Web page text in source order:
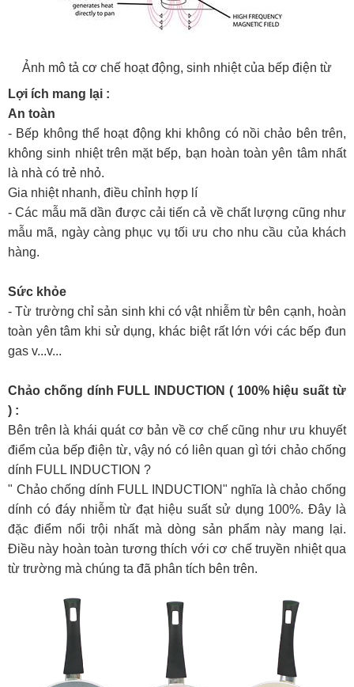
Ảnh mô tả cơ chế hoạt động, sinh nhiệt của bếp điện từ
Lợi ích mang lại :
An toàn
- Bếp không thể hoạt động khi không có nồi chảo bên trên,
không sinh nhiệt trên mặt bếp, bạn hoàn toàn yên tâm nhất
là nhà có trẻ nhỏ.
Gia nhiệt nhanh, điều chỉnh hợp lí
- Các mẫu mã dần được cải tiến cả về chất lượng cũng như
mẫu mã, ngày càng phục vụ tối ưu cho nhu cầu của khách
hàng.
Sức khỏe
- Từ trường chỉ sản sinh khi có vật nhiễm từ bên cạnh, hoàn
toàn yên tâm khi sử dụng, khác biệt rất lớn với các bếp đun
gas v...v...
Chảo chống dính FULL INDUCTION ( 100% hiệu suất từ
) :
Bên trên là khái quát cơ bản về cơ chế cũng như ưu khuyết
điểm của bếp điện từ, vậy nó có liên quan gì tới chảo chống
dính FULL INDUCTION ?
" Chảo chống dính FULL INDUCTION" nghĩa là chảo chống
dính có đáy nhiễm từ đạt hiệu suất sử dụng 100%. Đây là
đặc điểm nổi trội nhất mà dòng sản phẩm này mang lại.
Điều này hoàn toàn tương thích với cơ chế truyền nhiệt qua
từ trường mà chúng ta đã phân tích bên trên.